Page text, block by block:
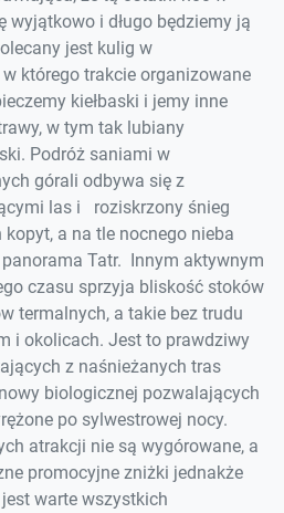
wyjątkowo i długo będziemy ją
jest kulig w
którego trakcie organizowane
kiełbaski i jemy inne
w tym tak lubiany
Podróż saniami w
górali odbywa się z
las i roziskrzony śnieg
a na tle nocnego nieba
Tatr. Innym aktywnym
czasu sprzyja bliskość stoków
termalnych, a takie bez trudu
i okolicach. Jest to prawdziwy
z naśnieżanych tras
biologicznej pozwalających
po sylwestrowej nocy.
atrakcji nie są wygórowane, a
promocyjne zniżki jednakże
warte wszystkich